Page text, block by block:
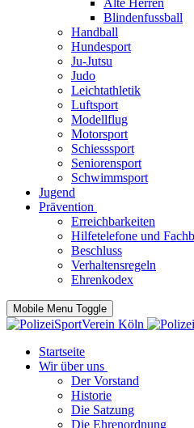
Alte Herren
Blindenfussball
Handball
Hundesport
Ju-Jutsu
Judo
Leichtathletik
Luftsport
Modellflug
Motorsport
Schiesssport
Seniorensport
Schwimmsport
Jugend
Prävention
Erreichbarkeiten
Hilfetelefone und
Beschluss
Verhaltensregeln
Ehrenkodex
Mobile Menu Toggle
Startseite
Wir über uns
Der Vorstand
Historie
Die Satzung
Die Ehrenordnung